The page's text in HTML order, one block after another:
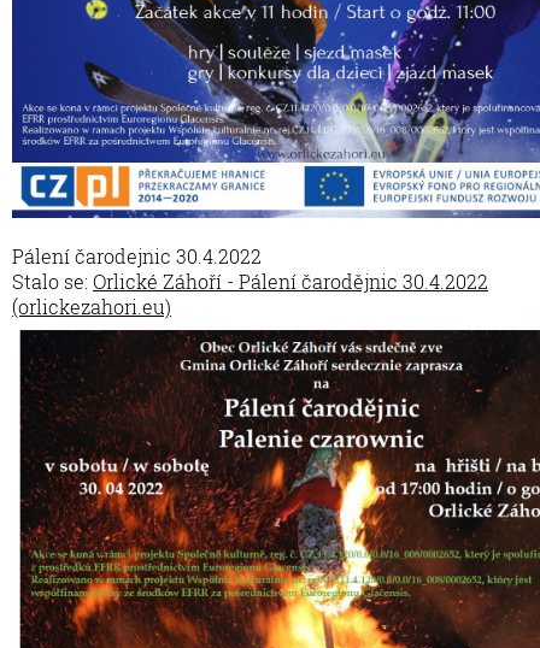
Pálení čarodejnic 30.4.2022
Stalo se: Orlické Záhoří - Pálení čarodějnic 30.4.2022
(orlickezahori.eu)